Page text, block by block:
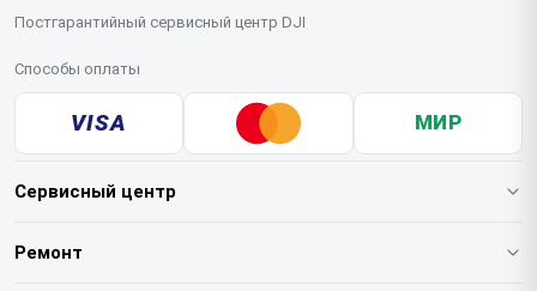
Постгарантийный сервисный центр DJI
Способы оплаты
VISA МИР
Сервисный центр
О нашем сервисе
Ремонт